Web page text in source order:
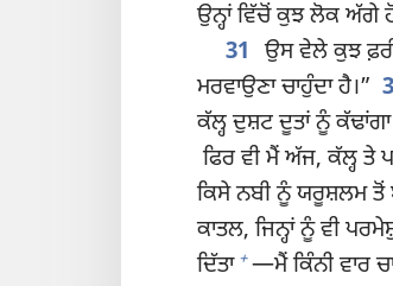
ਉਨ੍ਹਾਂ ਵਿੱਚੋਂ ਕੁਝ ਲੋਕ ਅੱਗੇ
31 ਉਸ ਵੇਲੇ ਕੁਝ
ਮਰਵਾਉਣਾ ਚਾਹੁੰਦਾ ਹੈ।”
ਕੱਲ੍ਹ ਦੁਸ਼ਟ ਦੂਤਾਂ ਨੂੰ
ਫਿਰ ਵੀ ਮੈਂ ਅੱਜ, ਕੱਲ੍ਹ ਤੇ
ਕਿਸੇ ਨਬੀ ਨੂੰ ਯਰੂਸ਼ਲਮ ਤੋਂ
ਕਾਤਲ, ਜਿਨ੍ਹਾਂ ਨੂੰ ਵੀ
ਦਿੱਤਾ + ​—ਮੈਂ ਕਿੰਨੀ ਵਾਰ